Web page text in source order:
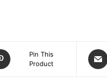
Pin This
Product